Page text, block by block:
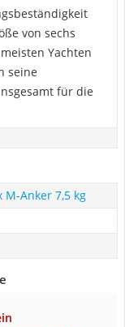
von sechs
Yachten
seine
für die
M-Anker 7,5 kg